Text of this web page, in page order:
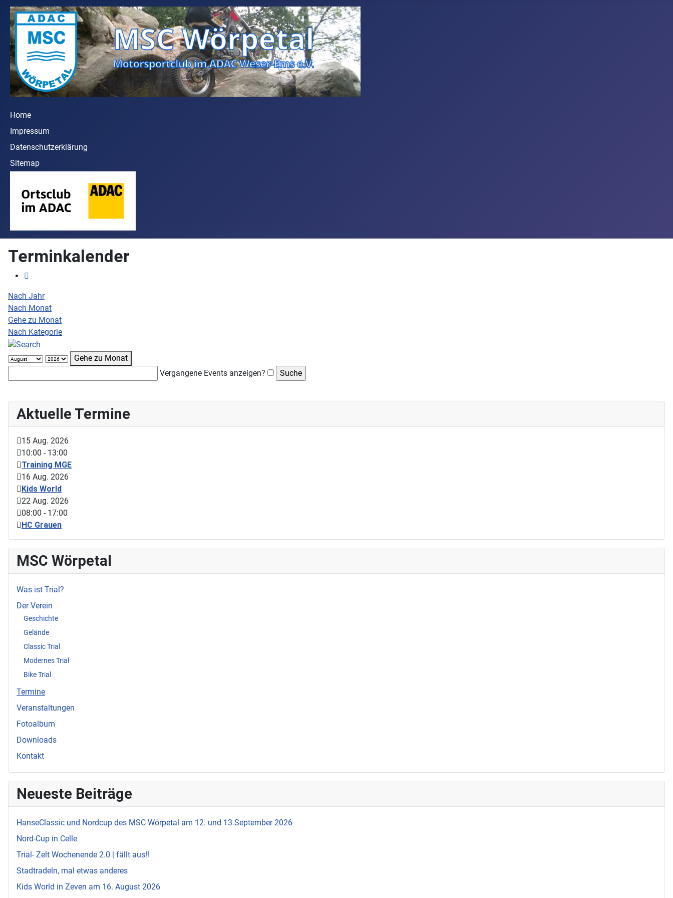
Home
Impressum
Datenschutzerklärung
Sitemap
Terminkalender
Nach Jahr
Nach Monat
Gehe zu Monat
Nach Kategorie
Gehe zu Monat
Vergangene Events anzeigen?
Aktuelle Termine
15 Aug. 2026
10:00 - 13:00
Training MGE
16 Aug. 2026
Kids World
22 Aug. 2026
08:00 - 17:00
HC Grauen
MSC Wörpetal
Was ist Trial?
Der Verein
Geschichte
Gelände
Classic Trial
Modernes Trial
Bike Trial
Termine
Veranstaltungen
Fotoalbum
Downloads
Kontakt
Neueste Beiträge
HanseClassic und Nordcup des MSC Wörpetal am 12. und 13.September 2026
Nord-Cup in Celle
Trial- Zelt Wochenende 2.0 | fällt aus!!
Stadtradeln, mal etwas anderes
Kids World in Zeven am 16. August 2026